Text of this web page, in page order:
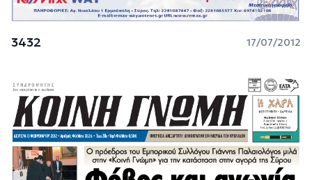
3432 17/07/2012